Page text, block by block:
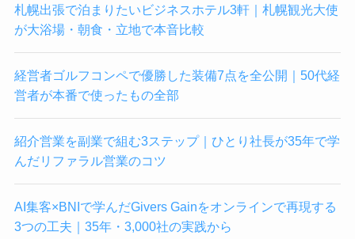
札幌出張で泊まりたいビジネスホテル3軒｜札幌観光大使
が大浴場・朝食・立地で本音比較
経営者ゴルフコンペで優勝した装備7点を全公開｜50代経
営者が本番で使ったもの全部
紹介営業を副業で組む3ステップ｜ひとり社長が35年で学
んだリファラル営業のコツ
AI集客×BNIで学んだGivers Gainをオンラインで再現する
3つの工夫｜35年・3,000社の実践から